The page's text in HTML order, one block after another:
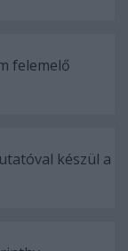
felemelő
készül a